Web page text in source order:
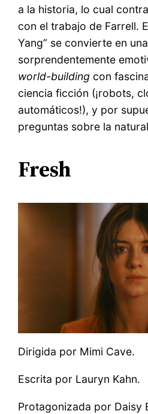
a la historia, lo cual
con el trabajo de Farrell.
Yang” se convierte en
sorprendentemente
world-building con
ciencia ficción (¡robots,
automáticos!), y por
preguntas sobre la
Fresh
Dirigida por Mimi Cave.
Escrita por Lauryn Kahn.
Protagonizada por Daisy